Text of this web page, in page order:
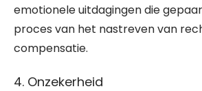
emotionele uitdagingen die
proces van het nastreven van
compensatie.
4. Onzekerheid